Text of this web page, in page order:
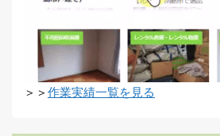
＞＞ 作業実績一覧を見る